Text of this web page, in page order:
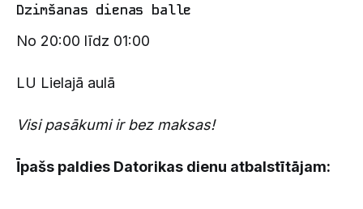
Dzimšanas dienas balle
No 20:00 līdz 01:00
LU Lielajā aulā
Visi pasākumi ir bez maksas!
Īpašs paldies Datorikas dienu atbalstītājam: